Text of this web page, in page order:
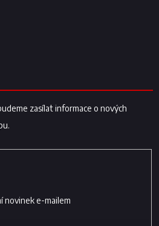
zasílat informace o nových
novinek e-mailem